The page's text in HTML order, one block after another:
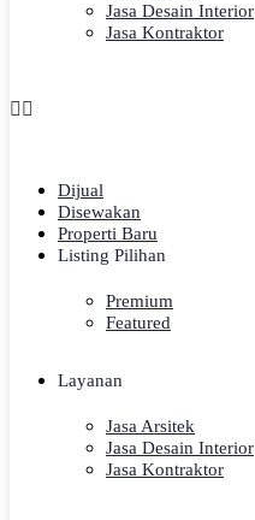
Jasa Desain Interior
Jasa Kontraktor
Dijual
Disewakan
Properti Baru
Listing Pilihan
Premium
Featured
Layanan
Jasa Arsitek
Jasa Desain Interior
Jasa Kontraktor